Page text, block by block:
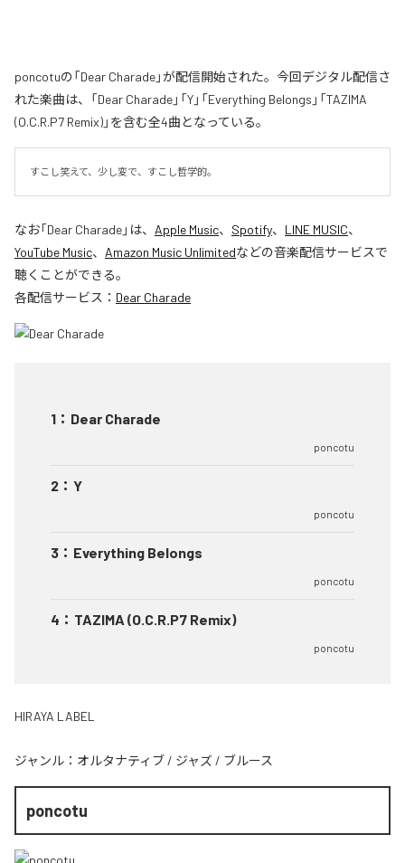
poncotuの「Dear Charade」が配信開始された。今回デジタル配信さ
れた楽曲は、「Dear Charade」「Y」「Everything Belongs」「TAZIMA
(O.C.R.P7 Remix)」を含む全4曲となっている。
すこし笑えて、少し変で、すこし哲学的。
なお「Dear Charade」は、 Apple Music、 Spotify、 LINE MUSIC、
YouTube Music、 Amazon Music Unlimitedなどの音楽配信サービスで
聴くことができる。
各配信サービス： Dear Charade
1 ： Dear Charade
poncotu
2 ： Y
poncotu
3 ： Everything Belongs
poncotu
4 ： TAZIMA (O.C.R.P7 Remix)
poncotu
HIRAYA LABEL
ジャンル： オルタナティブ / ジャズ / ブルース
poncotu